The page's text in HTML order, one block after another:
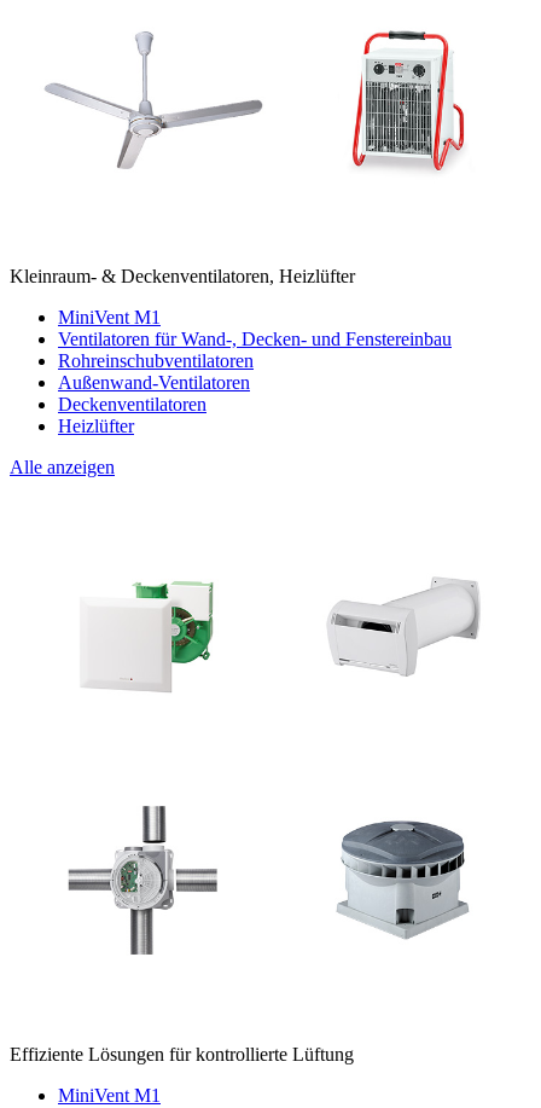
Kleinraum- & Deckenventilatoren, Heizlüfter
MiniVent M1
Ventilatoren für Wand-, Decken- und Fenstereinbau
Rohreinschubventilatoren
Außenwand-Ventilatoren
Deckenventilatoren
Heizlüfter
Alle anzeigen
Effiziente Lösungen für kontrollierte Lüftung
MiniVent M1